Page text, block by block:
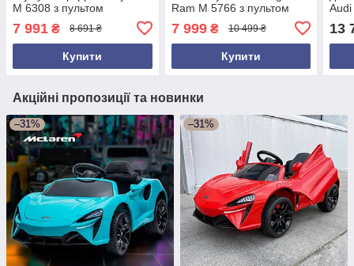
M 6308 з пультом
радіокерування для дітей
3-8 років Чорний
7 991 ₴ 8 691 ₴
Купити
Ram M 5766 з пультом
радіокерування для дітей
3-8 років Червоний
7 999₴ 10 499 ₴
Купити
Audi
M
13
Акційні пропозиції та новинки
–31% –31%